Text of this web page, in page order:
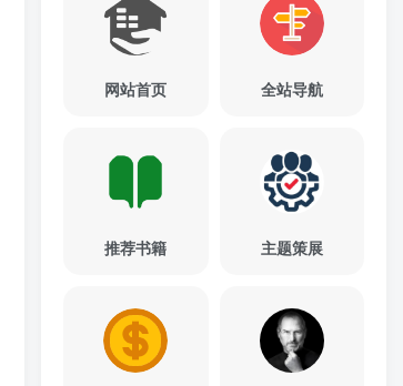
网站首页 全站导航
推荐书籍 主题策展